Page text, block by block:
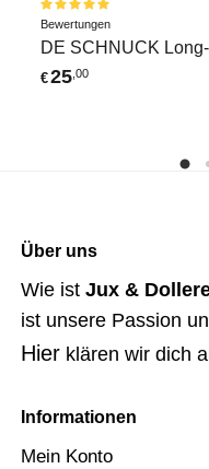
Bewertet
5.00
von 5
Bewertungen
DE SCHNUCK
€25 ,00
Über uns
Wie ist Jux &
ist unsere Passion
Hier klären wir dich
Informationen
Mein Konto